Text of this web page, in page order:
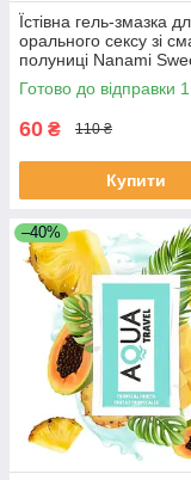
Їстівна гель-змазка
орального сексу зі
полуниці Nanami
Strawberry, саше 4 мл
Готово до відправки 1
60 ₴ 110 ₴
Купити
–40%